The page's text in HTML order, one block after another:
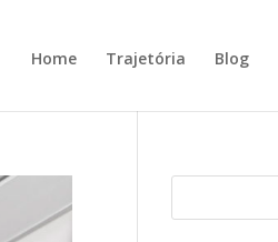
Home Trajetória Blog